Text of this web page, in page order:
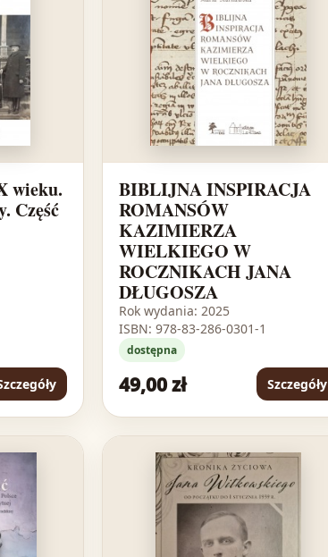
wieku.
Część
BIBLIJNA INSPIRACJA
ROMANSÓW
KAZIMIERZA
WIELKIEGO W
ROCZNIKACH JANA
DŁUGOSZA
Rok wydania: 2025
ISBN: 978-83-286-0301-1
dostępna
49,00 zł Szczegóły